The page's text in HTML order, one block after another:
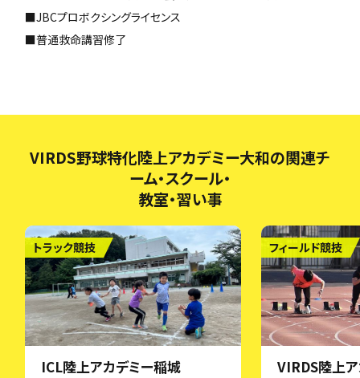
■JBCプロボクシングライセンス
■普通救命講習修了
VIRDS野球特化陸上アカデミー大和の関連チ
ーム・スクール・
教室・習い事
トラック競技
ICL陸上アカデミー稲城
フィールド競技
VIRDS陸上